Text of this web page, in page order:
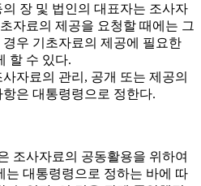
장 및 법인의 대표자는 조사자
자료의 제공을 요청할 때에는 그
우 기초자료의 제공에 필요한
할 수 있다.
자료의 관리, 공개 또는 제공의
은 대통령령으로 정한다.
조사자료의 공동활용을 위하여
는 대통령령으로 정하는 바에 따